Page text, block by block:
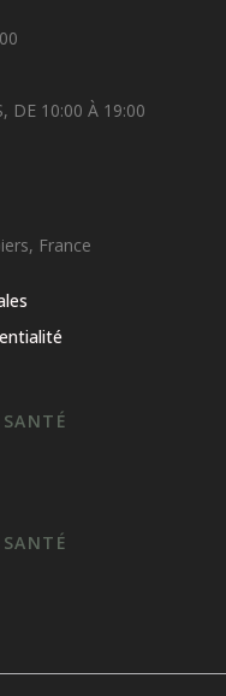
DE 10:00 À 19:00
France